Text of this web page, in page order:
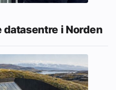
i Norden